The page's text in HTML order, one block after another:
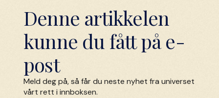
Denne artikkelen
kunne du fått på e-
post
Meld deg på, så får du neste nyhet fra universet
vårt rett i innboksen.